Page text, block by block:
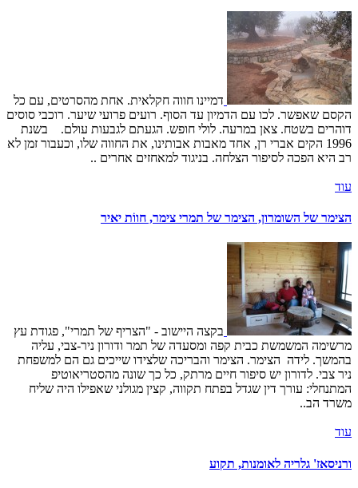
דמיינו חווה חקלאית. אחת מהסרטים, עם כל
הקסם שאפשר. לכו עם הדמיון עד הסוף. רועים פרועי שיער. רוכבי סוסים
דוהרים בשטח. צאן במרעה. לולי חופש. הגעתם לגבעות עולם. בשנת
1996 הקים אברי רן, אחד מאבות אבותינו, את החווה שלו, וכעבור זמן לא
רב היא הפכה לסיפור הצלחה. בניגוד למאחזים אחרים ..
עוד
הצימר של השומרון, הצימר של תמרי צימר, חווֹת יאיר
בקצה היישוב - "הצריף של תמרי", פגודת עץ
מרשימה המשמשת כבית קפה ומסעדה של תמר ודורון ניר-צבי, עליה
בהמשך. לידה הצימר. הצימר והבריכה שלצידו שייכים גם הם למשפחת
ניר צבי. לדורון יש סיפור חיים מרתק, כל כך שונה מהסטריאוטיפ
המתנחלי: עורך דין שגדל בפתח תקווה, קצין מגולני שאפילו היה שליח
משרד הב..
עוד
ורניסאז' גלריה לאומנות, תקוע